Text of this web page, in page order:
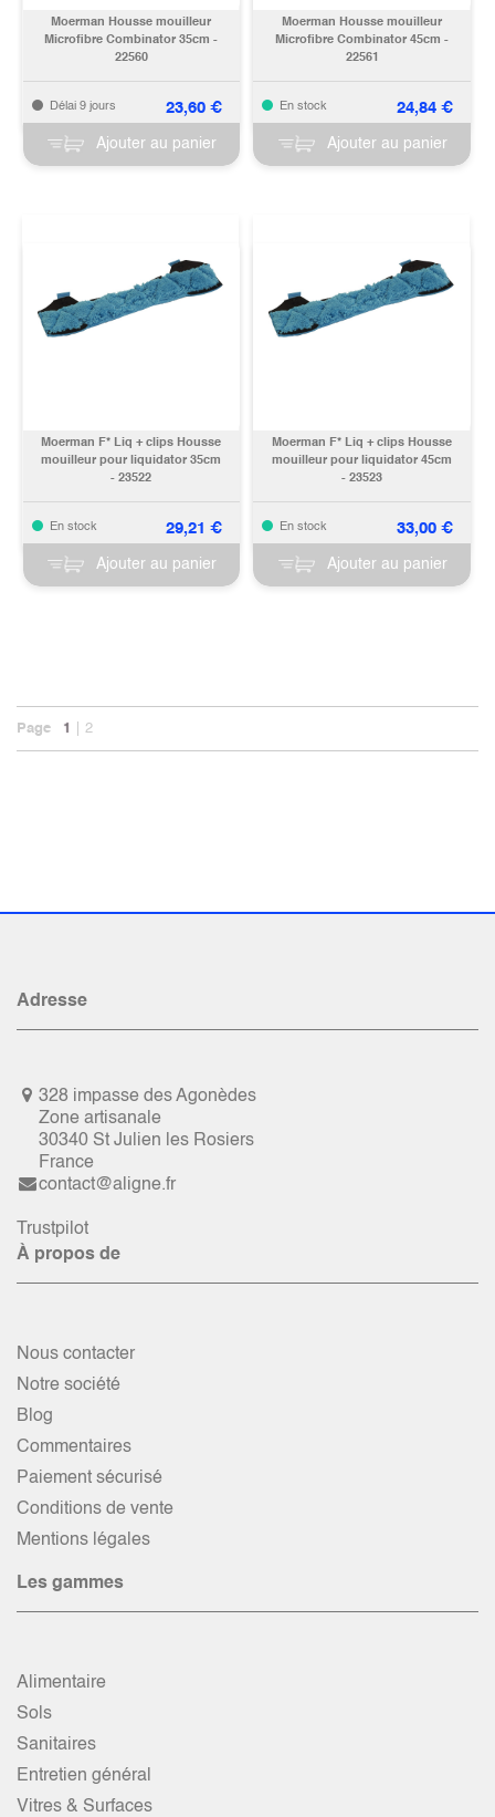
Moerman Housse mouilleur
Microfibre Combinator 35cm -
22560
Délai 9 jours 23,60€
Ajouter au panier
Moerman Housse mouilleur
Microfibre Combinator 45cm -
22561
En stock 24,84€
Ajouter au panier
Moerman F* Liq + clips Housse
mouilleur pour liquidator 35cm
- 23522
En stock 29,21 €
Ajouter au panier
Moerman F* Liq + clips Housse
mouilleur pour liquidator 45cm
- 23523
En stock 33,00€
Ajouter au panier
Page 1 2
Adresse
328 impasse des Agonèdes
Zone artisanale
30340 St Julien les Rosiers
France
contact@aligne.fr
Trustpilot
À propos de
Nous contacter
Notre société
Blog
Commentaires
Paiement sécurisé
Conditions de vente
Mentions légales
Les gammes
Alimentaire
Sols
Sanitaires
Entretien général
Vitres & Surfaces